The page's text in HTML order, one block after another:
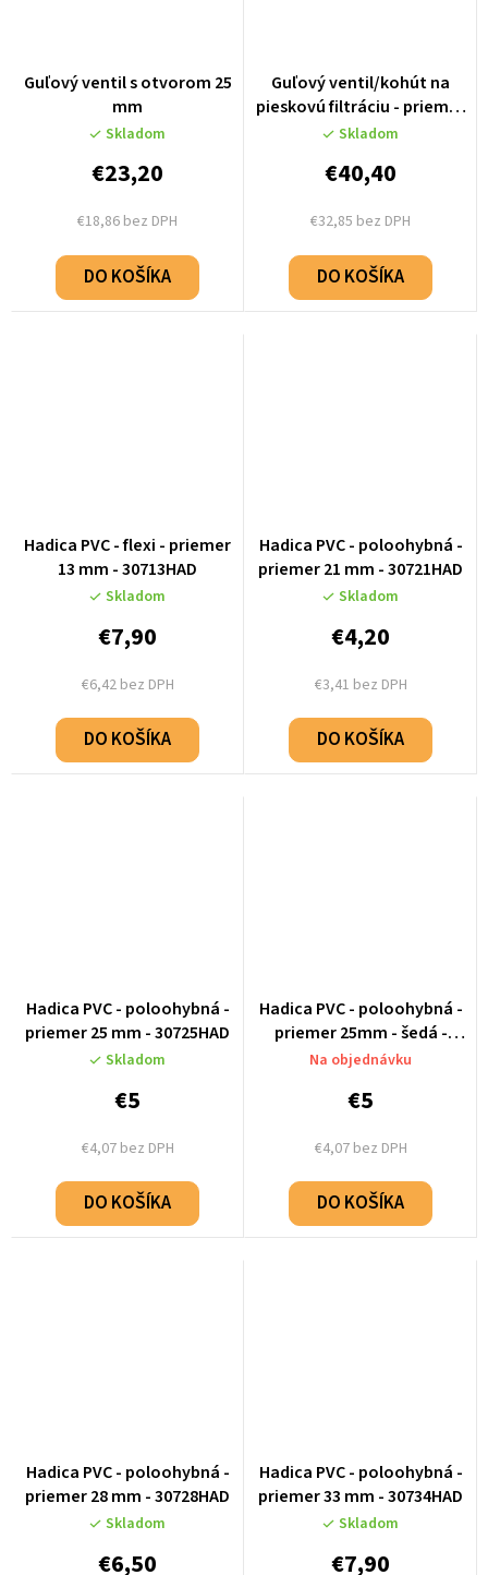
Guľový ventil s otvorom 25
mm
Skladom
€18,86 bez DPH
€23,20
DO KOŠÍKA
Guľový ventil/kohút na
pieskovú filtráciu - priemer
50mm - 1.26.030001
Skladom
€32,85 bez DPH
€40,40
DO KOŠÍKA
Hadica PVC - flexi - priemer
13 mm - 30713HAD
Skladom
€6,42 bez DPH
€7,90
DO KOŠÍKA
Hadica PVC - poloohybná -
priemer 21 mm - 30721HAD
Skladom
€3,41 bez DPH
€4,20
DO KOŠÍKA
Hadica PVC - poloohybná -
priemer 25 mm - 30725HAD
Skladom
€4,07 bez DPH
€5
DO KOŠÍKA
Hadica PVC - poloohybná -
priemer 25mm - šedá -
30725-1HAD
Na objednávku
€4,07 bez DPH
€5
DO KOŠÍKA
Hadica PVC - poloohybná -
priemer 28 mm - 30728HAD
Skladom
€6,50
Hadica PVC - poloohybná -
priemer 33 mm - 30734HAD
Skladom
€7,90